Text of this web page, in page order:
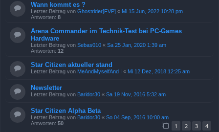
Wann kommt es ?
Letzter Beitrag von Ghostrider[FVP] « Mi 15 Jun, 2022 10:28 pm
Antworten: 8
Arena Commander im Technik-Test bei PC-Games
Hardware
Letzter Beitrag von Sebas010 « Sa 25 Jan, 2020 1:39 am
Antworten: 12
Star Citizen aktueller stand
Letzter Beitrag von MeAndMyselfAnd I « Mi 12 Dez, 2018 12:25 am
Newsletter
Letzter Beitrag von Baridor30 « Sa 19 Nov, 2016 5:32 am
Star Citizen Alpha Beta
Letzter Beitrag von Baridor30 « So 04 Sep, 2016 10:00 am
Antworten: 50 1 2 3 4